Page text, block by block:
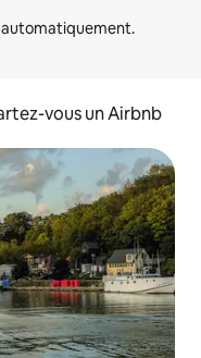
vous un Airbnb